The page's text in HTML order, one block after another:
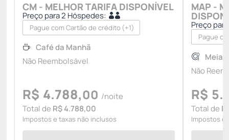
CM - MELHOR TARIFA DISPONÍVEL
Preço para 2 Hóspedes:
Pague com Cartão de crédito (+1)
Café da Manhã
Não Reembolsável
R$ 4.788,00 /noite
Total de R$ 4.788,00
Impostos e taxas não inclusos
MAP -
Preço
Pague
Meia
Não
R$
Total de
Impostos e